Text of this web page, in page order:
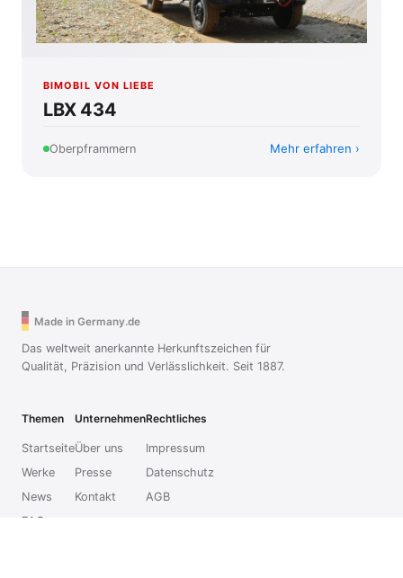
BIMOBIL VON LIEBE
LBX 434
Oberpframmern Mehr erfahren
Made in Germany.de
Das weltweit anerkannte Herkunftszeichen für
Qualität, Präzision und Verlässlichkeit. Seit 1887.
Themen
Startseite
Werke
News
FAQ
Unternehmen
Über uns
Presse
Kontakt
Rechtliches
Impressum
Datenschutz
AGB